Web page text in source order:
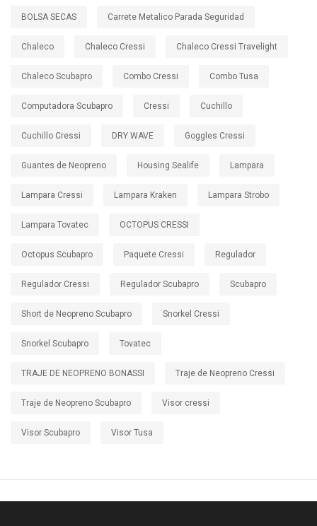
BOLSA SECAS Carrete Metalico Parada Seguridad
Chaleco Chaleco Cressi Chaleco Cressi Travelight
Chaleco Scubapro Combo Cressi Combo Tusa
Computadora Scubapro Cressi Cuchillo
Cuchillo Cressi DRY WAVE Goggles Cressi
Guantes de Neopreno Housing Sealife Lampara
Lampara Cressi Lampara Kraken Lampara Strobo
Lampara Tovatec OCTOPUS CRESSI
Octopus Scubapro Paquete Cressi Regulador
Regulador Cressi Regulador Scubapro Scubapro
Short de Neopreno Scubapro Snorkel Cressi
Snorkel Scubapro Tovatec
TRAJE DE NEOPRENO BONASSI Traje de Neopreno Cressi
Traje de Neopreno Scubapro Visor cressi
Visor Scubapro Visor Tusa